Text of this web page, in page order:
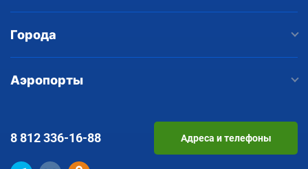
Города
Аэропорты
8 812336-16-88 Адреса и телефоны